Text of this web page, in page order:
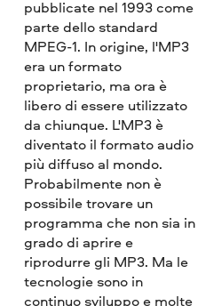
pubblicate nel 1993 come
parte dello standard
MPEG-1. In origine, l'MP3
era un formato
proprietario, ma ora è
libero di essere utilizzato
da chiunque. L'MP3 è
diventato il formato audio
più diffuso al mondo.
Probabilmente non è
possibile trovare un
programma che non sia in
grado di aprire e
riprodurre gli MP3. Ma le
tecnologie sono in
continuo sviluppo e molte